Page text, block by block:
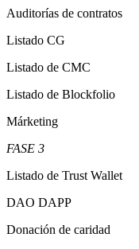
Auditorías de contratos
Listado CG
Listado de CMC
Listado de Blockfolio
Márketing
FASE 3
Listado de Trust Wallet
DAO DAPP
Donación de caridad